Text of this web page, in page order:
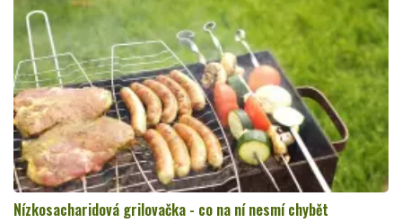
Nízkosacharidová grilovačka - co na ní nesmí chybět